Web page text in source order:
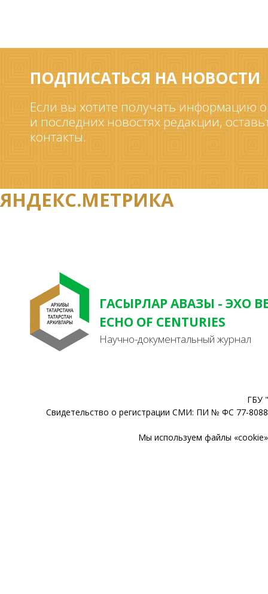
ПОДПИСАТЬСЯ НА НОВОСТИ
Если вы хотите получать информацию
и последних новостях редакции,
контакты.
ЯНДЕКС.МЕТРИКА
ГАСЫРЛАР АВАЗЫ - ЭХО
ECHO OF CENTURIES
Научно-документальный журнал
ГБУ
Свидетельство о регистрации СМИ: ПИ № ФС 77-
Мы используем файлы «cookie»